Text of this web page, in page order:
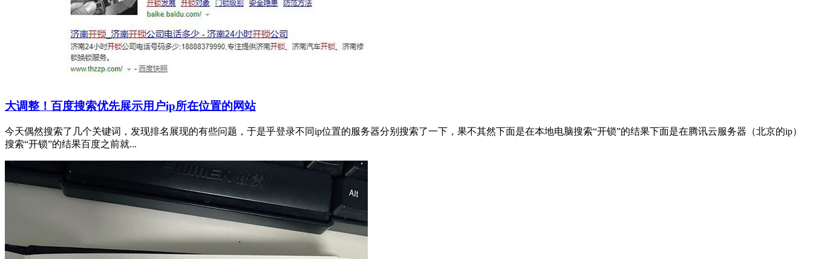
大调整！百度搜索优先展示用户ip所在位置的网站
今天偶然搜索了几个关键词，发现排名展现的有些问题，于是乎登录不同ip位置的服务器分别搜索了一下，果不其然下面是在本地电脑搜索“开锁”的结果下面是在腾讯云服务器（北京的ip）
搜索“开锁”的结果百度之前就...